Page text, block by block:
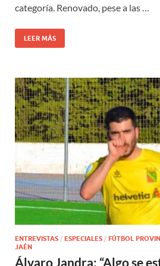
categoría. Renovado, pese a las …
LEER MÁS
ENTREVISTAS / ESPECIALES / FÚTBOL
JAÉN
Álvaro Jandra: “Algo se